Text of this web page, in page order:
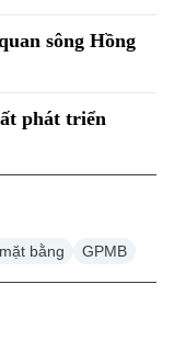
sông Hồng
phát triển
bằng GPMB